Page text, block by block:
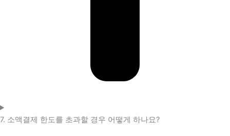
7. 소액결제 한도를 초과할 경우 어떻게 하나요?